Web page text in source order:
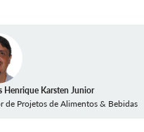
Henrique Karsten Junior
de Projetos de Alimentos & Bebidas